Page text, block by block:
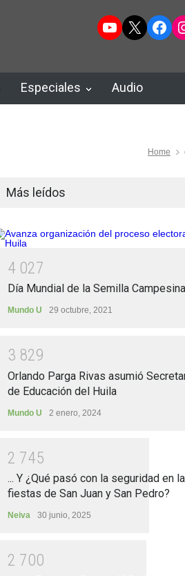
YouTube
X
Especiales Audio
Home
Más leídos
4 027
Día Mundial de la Semilla Campesina
Mundo U 29 octubre, 2021
3 829
Orlando Parga Rivas asumió
de Educación del Huila
Mundo U 2 enero, 2024
2 745
... Y ¿Qué pasó con la seguridad en
fiestas de San Juan y San Pedro?
Neiva 30 junio, 2025
2 700